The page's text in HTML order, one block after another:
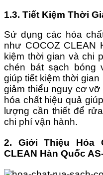
1.3. Tiết Kiệm Thời
Sử dụng các hóa
như COCOZ CLEAN
kiệm thời gian và chi
chén bát sạch bóng
giúp tiết kiệm thời
giảm thiểu nguy cơ
hóa chất hiệu quả
lượng cần thiết để
chi phí vận hành.
2. Giới Thiệu Hóa
CLEAN Hàn Quốc